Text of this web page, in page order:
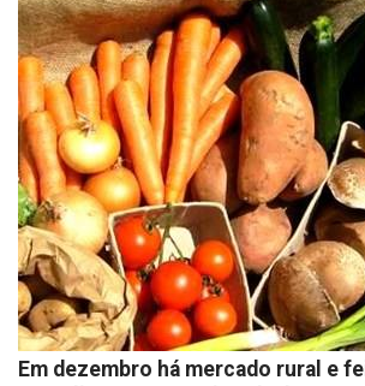
Em dezembro há mercado rural e